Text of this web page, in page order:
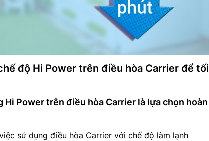
độ Hi Power trên điều hòa Carrier để tối
Hi Power trên điều hòa Carrier là lựa chọn hoàn
sử dụng điều hòa Carrier với chế độ làm lạnh